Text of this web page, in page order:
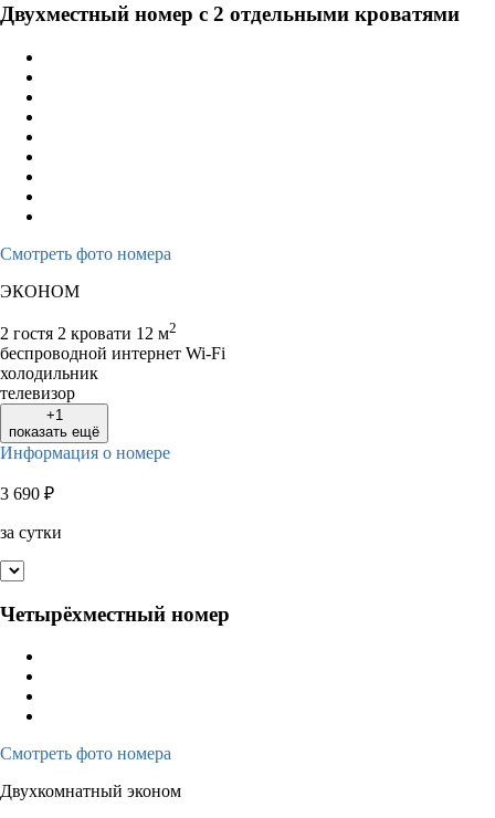
Двухместный номер с 2 отдельными кроватями
Смотреть фото номера
ЭКОНОМ
2 гостя 2 кровати 12 м2
беспроводной интернет Wi-Fi
холодильник
телевизор
+1
показать ещё
Информация о номере
3 690 ₽
за сутки
Четырёхместный номер
Смотреть фото номера
Двухкомнатный эконом